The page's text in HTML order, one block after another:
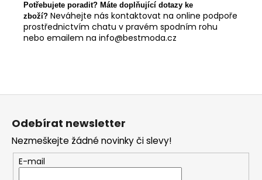
Potřebujete poradit? Máte doplňující dotazy ke
zboží? Neváhejte nás kontaktovat na online podpoře
prostřednictvím chatu v pravém spodním rohu
nebo emailem na info@bestmoda.cz
Odebírat newsletter
Nezmeškejte žádné novinky či slevy!
E-mail